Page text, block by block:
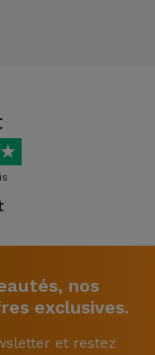
★
nos
exclusives.
et restez